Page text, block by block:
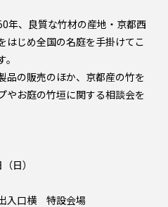
年、良質な竹材の産地・京都西
はじめ全国の名庭を手掛けてこ
の販売のほか、京都産の竹を
やお庭の竹垣に関する相談会を
日）
入口横 特設会場